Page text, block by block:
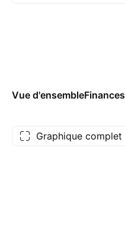
Vue d'ensembleFinances
Graphique complet